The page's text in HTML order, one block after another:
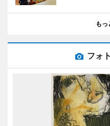
もっ
フォ